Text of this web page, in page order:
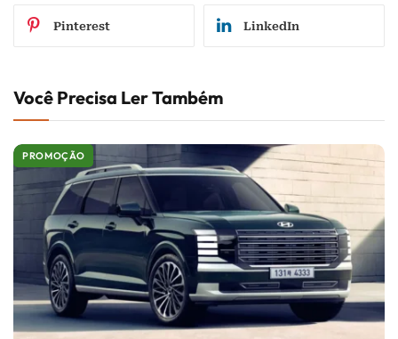
Pinterest LinkedIn
Você Precisa Ler Também
PROMOÇÃO